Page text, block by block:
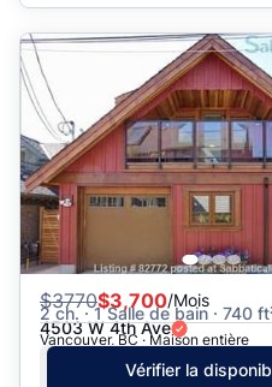
$3770$3,700/Mois
2 ch. · 1 Salle de bain · 740
4503 W 4th Ave
Vancouver, BC · Maison entière
Vérifier la